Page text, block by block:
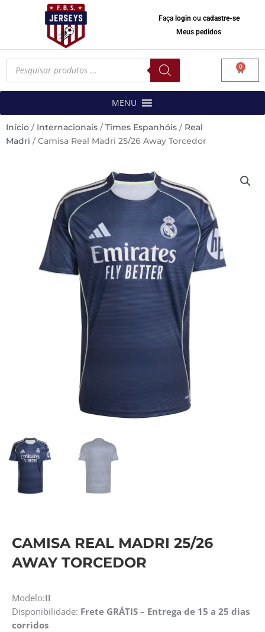
Faça loginou cadastre-se
Meus pedidos
Pesquisar
produtos 0
MENU
Início / Internacionais /Times Espanhóis / Real
Madri / Camisa Real Madri 25/26 Away Torcedor
CAMISA REAL MADRI 25/26
AWAY TORCEDOR
Modelo:II
Disponibilidade: Frete GRÁTIS – Entrega de 15 a 25 dias
corridos